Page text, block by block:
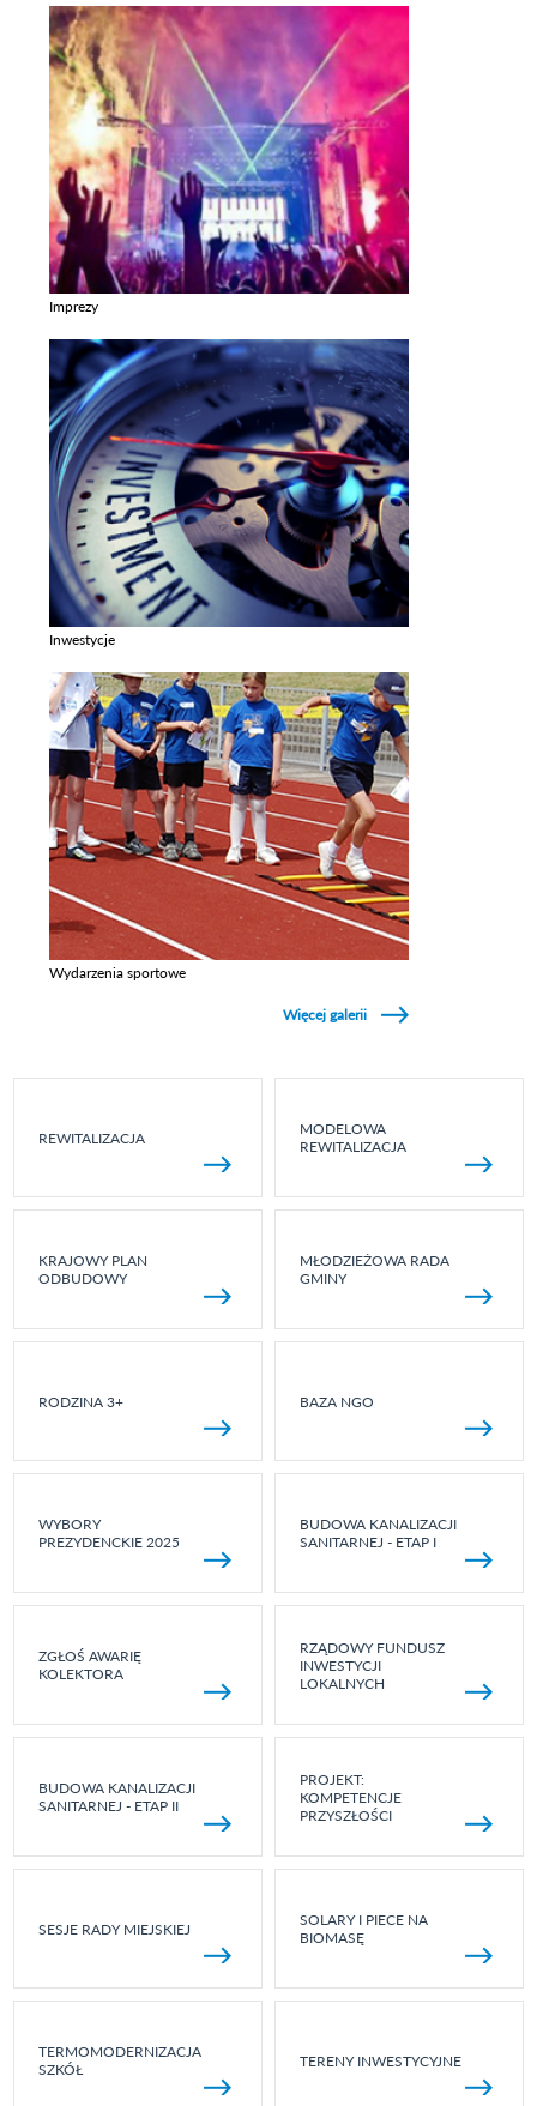
Imprezy
Inwestycje
Wydarzenia sportowe
Więcej galerii
REWITALIZACJA
MODELOWA
REWITALIZACJA
KRAJOWY PLAN
ODBUDOWY
MŁODZIEŻOWA RADA
GMINY
RODZINA 3+ BAZA NGO
WYBORY
PREZYDENCKIE 2025
BUDOWA KANALIZACJI
SANITARNEJ - ETAP I
ZGŁOŚ AWARIĘ
KOLEKTORA
RZĄDOWY FUNDUSZ
INWESTYCJI
LOKALNYCH
BUDOWA KANALIZACJI
SANITARNEJ - ETAP II
PROJEKT:
KOMPETENCJE
PRZYSZŁOŚCI
SESJE RADY MIEJSKIEJ
SOLARY I PIECE NA
BIOMASĘ
TERMOMODERNIZACJA
SZKÓŁ
TERENY INWESTYCYJNE